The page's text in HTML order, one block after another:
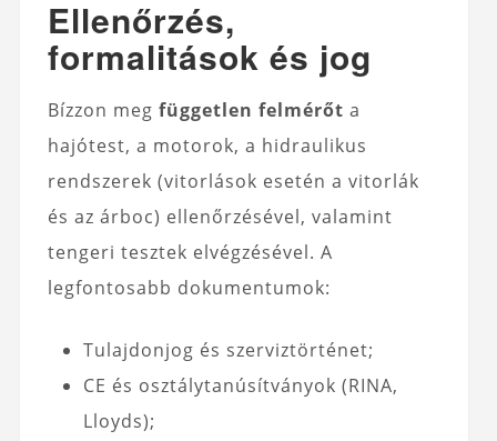
Ellenőrzés,
formalitások és jog
Bízzon meg független felmérőt a
hajótest, a motorok, a hidraulikus
rendszerek (vitorlások esetén a vitorlák
és az árboc) ellenőrzésével, valamint
tengeri tesztek elvégzésével. A
legfontosabb dokumentumok:
Tulajdonjog és szerviztörténet;
CE és osztálytanúsítványok (RINA,
Lloyds);